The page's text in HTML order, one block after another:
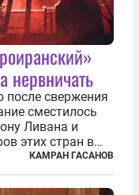
нервничать
после свержения
сместилось
Ливана и
этих стран в
компании
Киркука и
КАМРАН ГАСАНОВ